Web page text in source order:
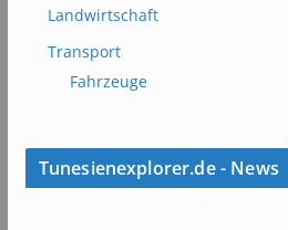
Landwirtschaft
Transport
Fahrzeuge
Tunesienexplorer.de - News